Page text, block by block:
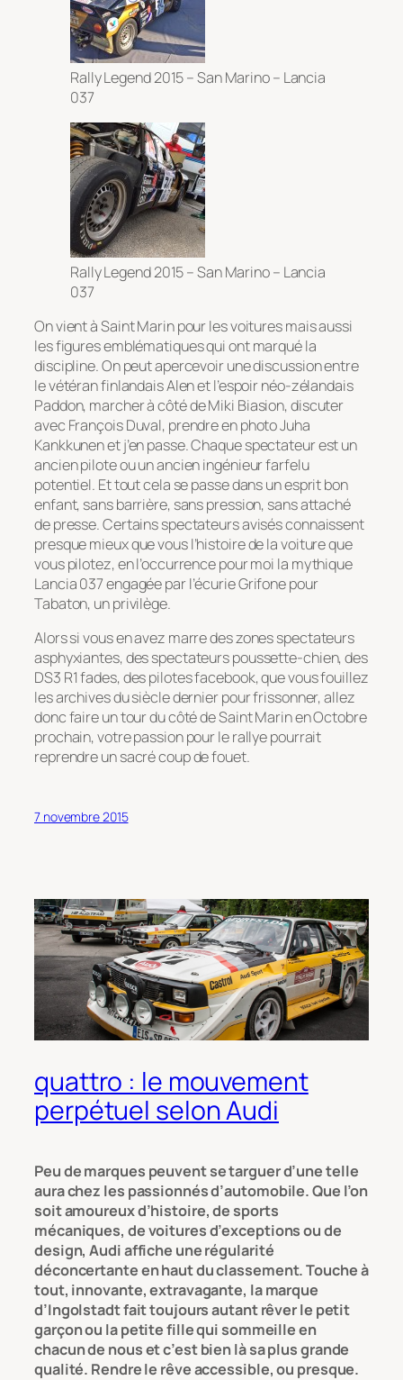
Rally Legend 2015 – San Marino – Lancia
037
Rally Legend 2015 – San Marino – Lancia
037
On vient à Saint Marin pour les voitures mais aussi
les figures emblématiques qui ont marqué la
discipline. On peut apercevoir une discussion entre
le vétéran finlandais Alen et l’espoir néo-zélandais
Paddon, marcher à côté de Miki Biasion, discuter
avec François Duval, prendre en photo Juha
Kankkunen et j’en passe. Chaque spectateur est un
ancien pilote ou un ancien ingénieur farfelu
potentiel. Et tout cela se passe dans un esprit bon
enfant, sans barrière, sans pression, sans attaché
de presse. Certains spectateurs avisés connaissent
presque mieux que vous l’histoire de la voiture que
vous pilotez, en l’occurrence pour moi la mythique
Lancia 037 engagée par l’écurie Grifone pour
Tabaton, un privilège.
Alors si vous en avez marre des zones spectateurs
asphyxiantes, des spectateurs poussette-chien, des
DS3 R1 fades, des pilotes facebook, que vous fouillez
les archives du siècle dernier pour frissonner, allez
donc faire un tour du côté de Saint Marin en Octobre
prochain, votre passion pour le rallye pourrait
reprendre un sacré coup de fouet.
7 novembre 2015
quattro : le mouvement
perpétuel selon Audi
Peu de marques peuvent se targuer d’une telle
aura chez les passionnés d’automobile. Que l’on
soit amoureux d’histoire, de sports
mécaniques, de voitures d’exceptions ou de
design, Audi affiche une régularité
déconcertante en haut du classement. Touche à
tout, innovante, extravagante, la marque
d’Ingolstadt fait toujours autant rêver le petit
garçon ou la petite fille qui sommeille en
chacun de nous et c’est bien là sa plus grande
qualité. Rendre le rêve accessible, ou presque.